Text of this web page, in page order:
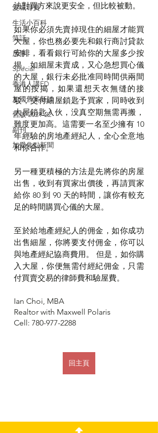
愛城尋寶
生活小百科
笑話
房事
Special
香港人講ED
加國舊案新談
舊版 2021-22
副刊
加愛焦點新聞
法對買方來說更安全，但比較被動。
如果你必須先賣掉現住的細屋才能買
大屋，你也務必要先和銀行商討貸款
安排，看看銀行可給你的大屋多少按
揭。如細屋未賣成，又心急想買心儀
的大屋，銀行未必批准同時間供兩間
屋的按揭，如果還想天衣無缝的接
駁，交付細屋鎖匙予買家，同時收到
大屋鎖匙入伙，没真空期無需再搬，
難度更加高。這需要一名至少擁有 10
年經驗的房地產經紀人，全心全意地
和你合作。
另一種更積極的方法是先將你的房屋
出售，收到有買家出價後，再請買家
給你 80 到 90 天的時間，讓你有較充
足的時間購買心儀的大屋。
至於給地產經紀人的佣金，如你成功
出售細屋，你將要支付佣金，你可以
與地產經紀協商費用。 但是，如你購
入大屋，你便無需付經紀佣金，只需
付買賣交易的律師費和驗屋費。
Ian Choi, MBA
Realtor with Maxwell Polaris
Cell: 780-977-2288
回主頁